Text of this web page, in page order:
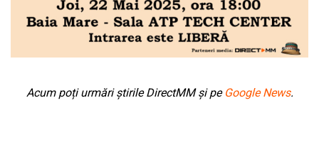
Acum poți urmări știrile DirectMM și pe Google News.